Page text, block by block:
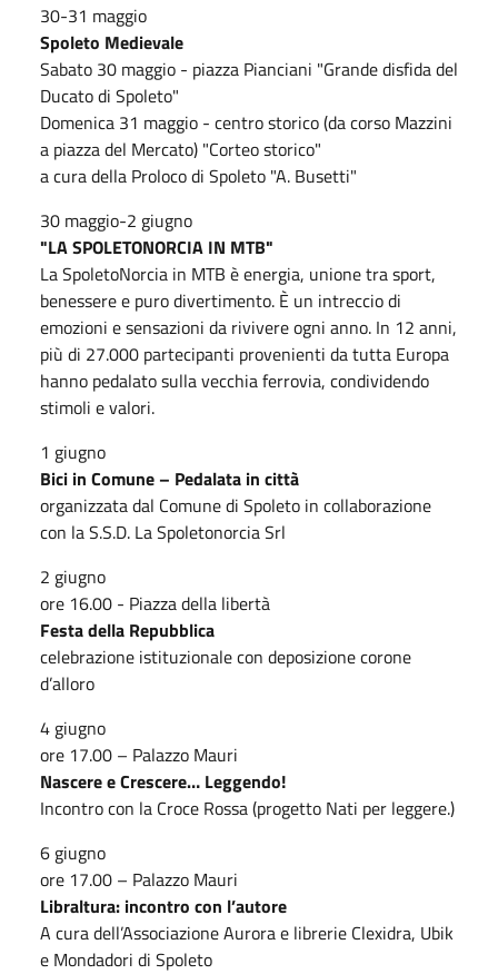
30-31 maggio
Spoleto Medievale
Sabato 30 maggio - piazza Pianciani "Grande disfida del
Ducato di Spoleto"
Domenica 31 maggio - centro storico (da corso Mazzini
a piazza del Mercato) "Corteo storico"
a cura della Proloco di Spoleto "A. Busetti"
30 maggio-2 giugno
"LA SPOLETONORCIA IN MTB"
La SpoletoNorcia in MTB è energia, unione tra sport,
benessere e puro divertimento. È un intreccio di
emozioni e sensazioni da rivivere ogni anno. In 12 anni,
più di 27.000 partecipanti provenienti da tutta Europa
hanno pedalato sulla vecchia ferrovia, condividendo
stimoli e valori.
1 giugno
Bici in Comune – Pedalata in città
organizzata dal Comune di Spoleto in collaborazione
con la S.S.D. La Spoletonorcia Srl
2 giugno
ore 16.00 - Piazza della libertà
Festa della Repubblica
celebrazione istituzionale con deposizione corone
d’alloro
4 giugno
ore 17.00 – Palazzo Mauri
Nascere e Crescere… Leggendo!
Incontro con la Croce Rossa (progetto Nati per leggere.)
6 giugno
ore 17.00 – Palazzo Mauri
Libraltura: incontro con l’autore
A cura dell’Associazione Aurora e librerie Clexidra, Ubik
e Mondadori di Spoleto